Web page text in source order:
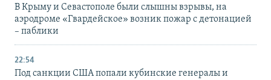
В Крыму и Севастополе были слышны взрывы, на
аэродроме «Гвардейское» возник пожар с детонацией
– паблики
22:54
Под санкции США попали кубинские генералы и